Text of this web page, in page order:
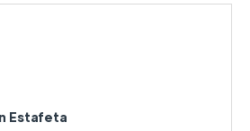
Estafeta